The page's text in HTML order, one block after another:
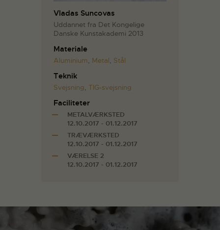
Vladas Suncovas
Uddannet fra Det Kongelige
Danske Kunstakademi 2013
Materiale
Aluminium, Metal, Stål
Teknik
Svejsning, TIG-svejsning
Faciliteter
METALVÆRKSTED
12.10.2017 - 01.12.2017
TRÆVÆRKSTED
12.10.2017 - 01.12.2017
VÆRELSE 2
12.10.2017 - 01.12.2017